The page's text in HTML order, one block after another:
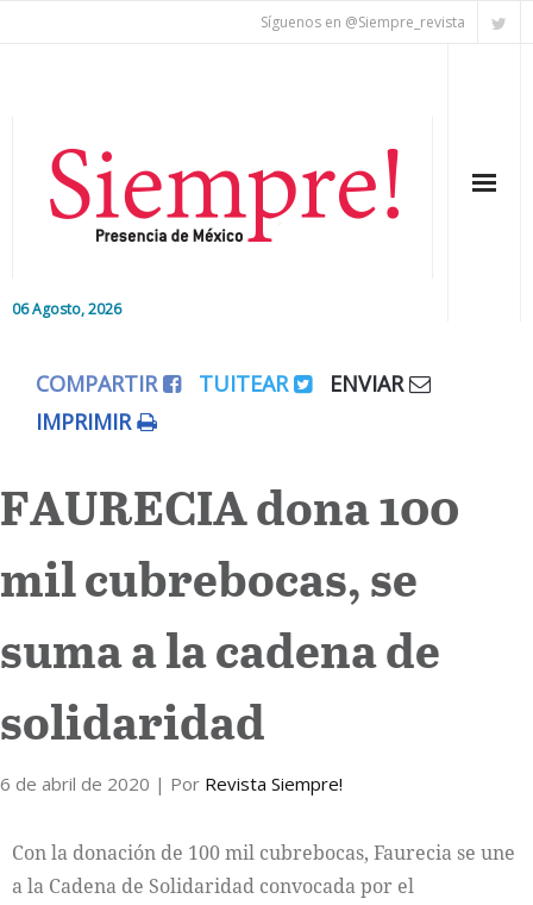
Síguenos en @Siempre_revista
06 Agosto, 2026
Editorial
Colaboradores
Internacional
Cultura
COMPARTIR TUITEAR
ENVIAR
IMPRIMIR
FAURECIA dona 100
mil cubrebocas, se
suma a la cadena de
solidaridad
6 de abril de 2020 | Por Revista Siempre!
Con la donación de 100 mil cubrebocas, Faurecia se une
a la Cadena de Solidaridad convocada por el